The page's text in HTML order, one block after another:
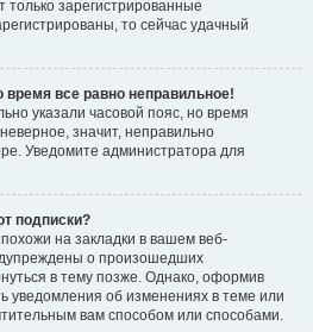
только зарегистрированные
то сейчас удачный
все равно неправильное!
указали часовой пояс, но время
значит, неправильно
Уведомите администратора для
подписки?
на закладки в вашем веб-
о произошедших
в тему позже. Однако, оформив
уведомления об изменениях в теме или
вам способом или способами.